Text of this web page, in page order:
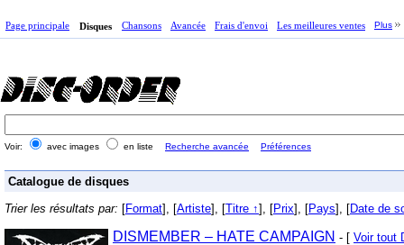
Page principale Disques Chansons Avancée Frais d'envoi Les meilleures ventes Plus
Voir: avec images en liste Recherche avancée Préférences
Catalogue de disques
Trier les résultats par: [Format], [Artiste], [Titre ↑], [Prix], [Pays], [Date de
DISMEMBER – HATE CAMPAIGN - [ Voir tout